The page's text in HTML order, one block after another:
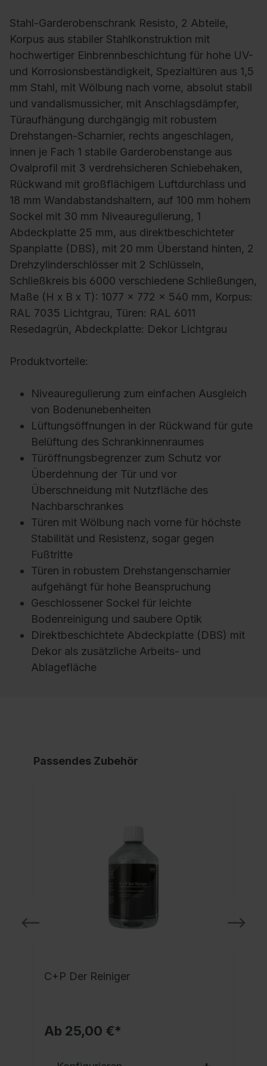
Stahl-Garderobenschrank Resisto, 2 Abteile,
Korpus aus stabiler Stahlkonstruktion mit
hochwertiger Einbrennbeschichtung für hohe UV-
und Korrosionsbeständigkeit, Spezialtüren aus 1,5
mm Stahl, mit Wölbung nach vorne, absolut stabil
und vandalismussicher, mit Anschlagsdämpfer,
Türaufhängung durchgängig mit robustem
Drehstangen-Scharnier, rechts angeschlagen,
innen je Fach 1 stabile Garderobenstange aus
Ovalprofil mit 3 verdrehsicheren Schiebehaken,
Rückwand mit großflächigem Luftdurchlass und
18 mm Wandabstandshaltern, auf 100 mm hohem
Sockel mit 30 mm Niveauregulierung, 1
Abdeckplatte 25 mm, aus direktbeschichteter
Spanplatte (DBS), mit 20 mm Überstand hinten, 2
Drehzylinderschlösser mit 2 Schlüsseln,
Schließkreis bis 6000 verschiedene Schließungen,
Maße (H x B x T): 1077 x 772 x 540 mm, Korpus:
RAL 7035 Lichtgrau, Türen: RAL 6011
Resedagrün, Abdeckplatte: Dekor Lichtgrau
Produktvorteile:
Niveauregulierung zum einfachen Ausgleich
von Bodenunebenheiten
Lüftungsöffnungen in der Rückwand für gute
Belüftung des Schrankinnenraumes
Türöffnungsbegrenzer zum Schutz vor
Überdehnung der Tür und vor
Überschneidung mit Nutzfläche des
Nachbarschrankes
Türen mit Wölbung nach vorne für höchste
Stabilität und Resistenz, sogar gegen
Fußtritte
Türen in robustem Drehstangenscharnier
aufgehängt für hohe Beanspruchung
Geschlossener Sockel für leichte
Bodenreinigung und saubere Optik
Direktbeschichtete Abdeckplatte (DBS) mit
Dekor als zusätzliche Arbeits- und
Ablagefläche
Passendes Zubehör
C+P Der Reiniger
Ab 25,00 €*